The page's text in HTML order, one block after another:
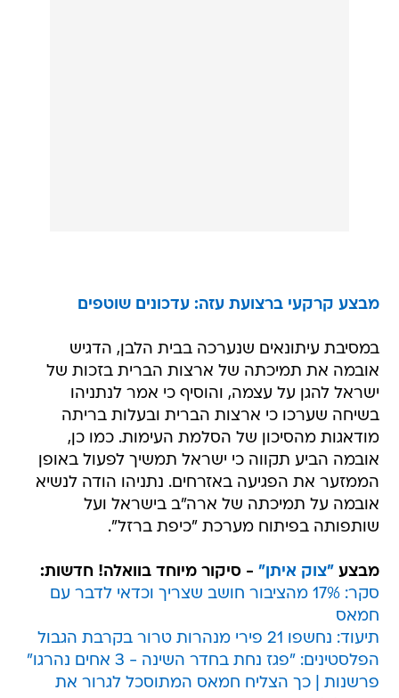
מבצע קרקעי ברצועת עזה: עדכונים שוטפים
במסיבת עיתונאים שנערכה בבית הלבן, הדגיש
אובמה את תמיכתה של ארצות הברית בזכות של
ישראל להגן על עצמה, והוסיף כי אמר לנתניהו
בשיחה שערכו כי ארצות הברית ובעלות בריתה
מודאגות מהסיכון של הסלמת העימות. כמו כן,
אובמה הביע תקווה כי ישראל תמשיך לפעול באופן
הממזער את הפגיעה באזרחים. נתניהו הודה לנשיא
אובמה על תמיכתה של ארה"ב בישראל ועל
שותפותה בפיתוח מערכת "כיפת ברזל".
מבצע "צוק איתן" - סיקור מיוחד בוואלה! חדשות:
סקר: 17% מהציבור חושב שצריך וכדאי לדבר עם
חמאס
תיעוד: נחשפו 21 פירי מנהרות טרור בקרבת הגבול
הפלסטינים: "פגז נחת בחדר השינה - 3 אחים נהרגו"
פרשנות | כך הצליח חמאס המתוסכל לגרור את